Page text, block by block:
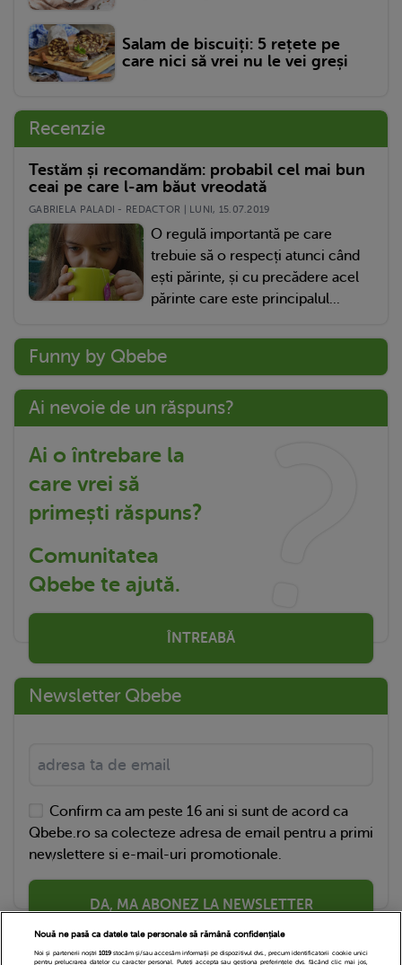
Salam de biscuiți: 5 rețete pe
care nici să vrei nu le vei greși
Recenzie
Testăm și recomandăm: probabil cel mai bun
ceai pe care l-am băut vreodată
GABRIELA PALADI - REDACTOR | LUNI, 15.07.2019
O regulă importantă pe care
trebuie să o respecți atunci când
ești părinte, și cu precădere acel
părinte care este principalul...
Funny by Qbebe
Ai nevoie de un răspuns?
Ai o întrebare la
care vrei să
primești răspuns?
Comunitatea
Qbebe te ajută.
ÎNTREABĂ
Newsletter Qbebe
Confirm ca am peste 16 ani si sunt de acord ca
Qbebe.ro sa colecteze adresa de email pentru a primi
newslettere si e-mail-uri promotionale.
DA, MA ABONEZ LA NEWSLETTER
Nouă ne pasă ca datele tale personale să rămână confidențiale
Noi și partenerii noștri 1019stocăm și/sau accesăm informații pe dispozitivul dvs., precum identificatorii cookie unici
pentru prelucrarea datelor cu caracter personal. Puteți accepta sau gestiona preferințele dvs. făcând clic mai jos,